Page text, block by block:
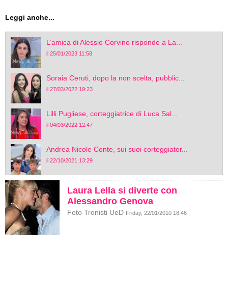
Leggi anche...
L’amica di Alessio Corvino risponde a La...
il 25/01/2023 11:58
Soraia Ceruti, dopo la non scelta, pubblic...
il 27/03/2022 19:23
Lilli Pugliese, corteggiatrice di Luca Sal...
il 04/03/2022 12:47
Andrea Nicole Conte, sui suoi corteggiator...
il 22/10/2021 13:29
Laura Lella si diverte con
Alessandro Genova
Foto Tronisti UeD Friday, 22/01/2010 18:46